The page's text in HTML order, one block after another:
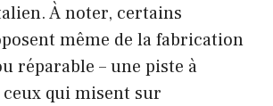
À noter, certains
même de la fabrication
réparable – une piste à
qui misent sur